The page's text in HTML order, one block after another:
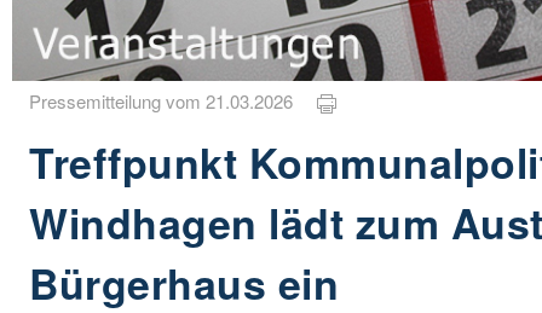
Pressemitteilung vom 21.03.2026
Treffpunkt
Windhagen lädt zum
Bürgerhaus ein